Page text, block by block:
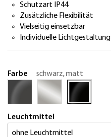
Schutzart IP44
Zusätzliche Flexibilität
Vielseitig einsetzbar
Individuelle Lichtgestaltung
Farbe schwarz, matt
Leuchtmittel